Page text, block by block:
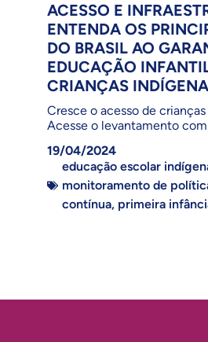
ACESSO E
ENTENDA OS
DO BRASIL AO
EDUCAÇÃO
CRIANÇAS
Cresce o acesso de
Acesse o levantamento
19/04/2024
educação escolar
monitoramento de
contínua, primeira